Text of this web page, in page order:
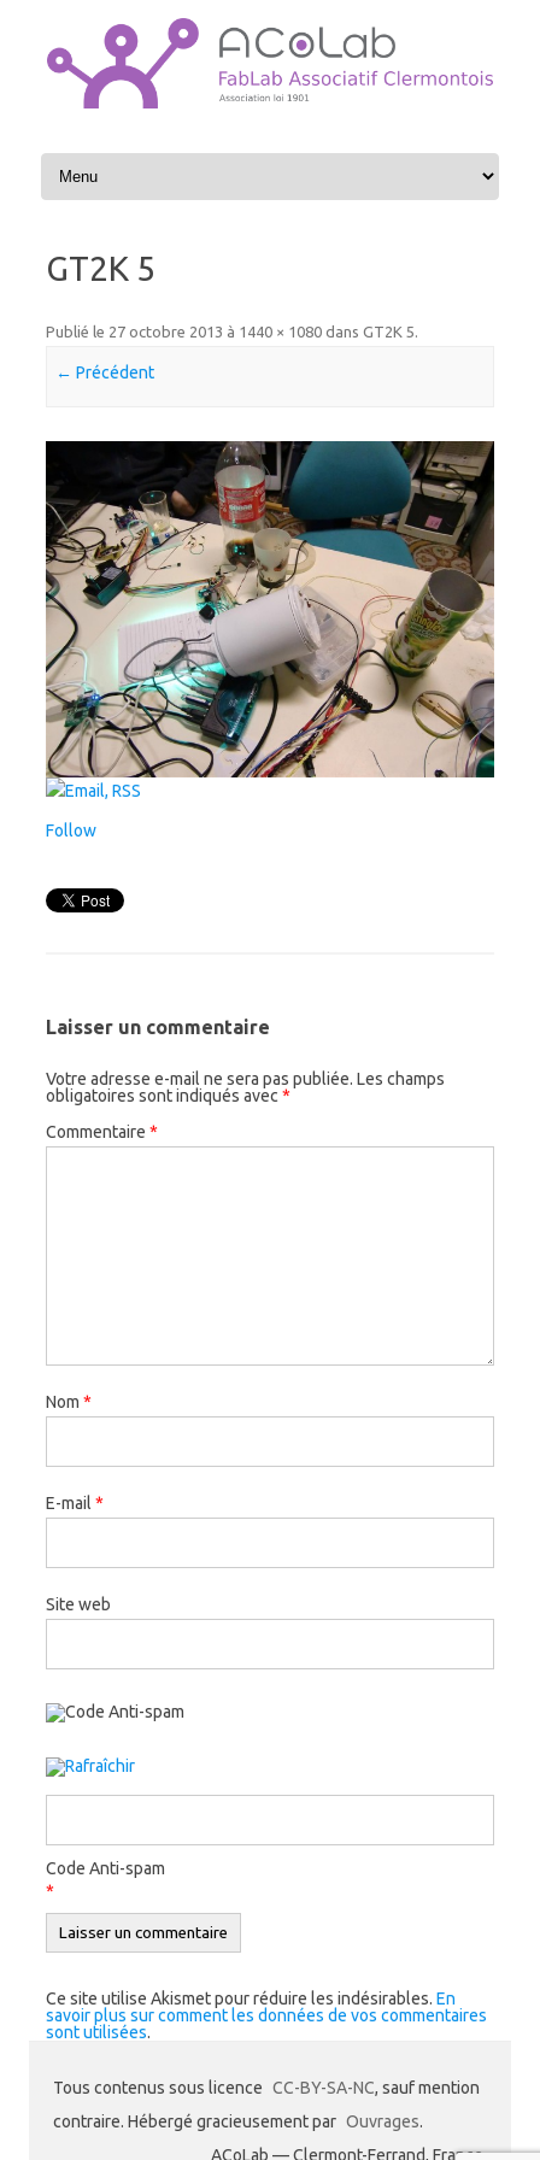
Aller au contenu
GT2K 5
Publié le 27 octobre 2013 à 1440 × 1080 dans GT2K 5
← Précédent
Follow
Laisser un commentaire
Votre adresse e-mail ne sera pas publiée. Les champs
obligatoires sont indiqués avec*
Commentaire *
Nom *
E-mail *
Site web
Code Anti-spam
*
Ce site utilise Akismet pour réduire les indésirables. En
savoir plus sur comment les données de vos commentaires
sont utilisées.
Tous contenus sous licence CC-BY-SA-NC, sauf mention
contraire. Hébergé gracieusement par Ouvrages.
ACoLab — Clermont-Ferrand, France.